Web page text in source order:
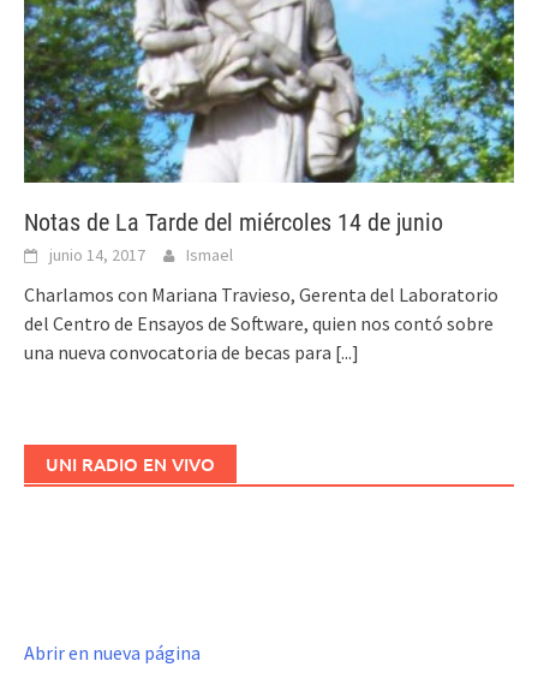
Notas de La Tarde del miércoles 14 de junio
junio 14, 2017 Ismael
Charlamos con Mariana Travieso, Gerenta del Laboratorio
del Centro de Ensayos de Software, quien nos contó sobre
una nueva convocatoria de becas para [...]
UNI RADIO EN VIVO
Abrir en nueva página